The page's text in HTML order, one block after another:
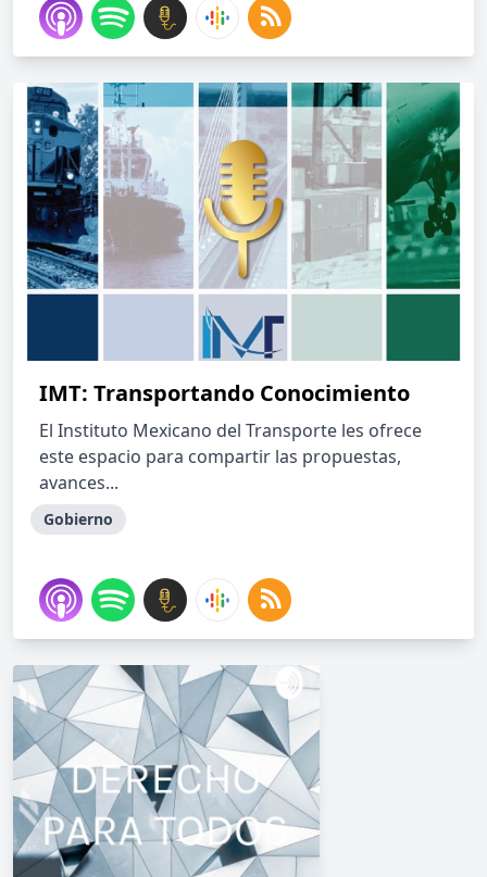
IMT: Transportando Conocimiento
El Instituto Mexicano del Transporte les ofrece
este espacio para compartir las propuestas,
avances...
Gobierno